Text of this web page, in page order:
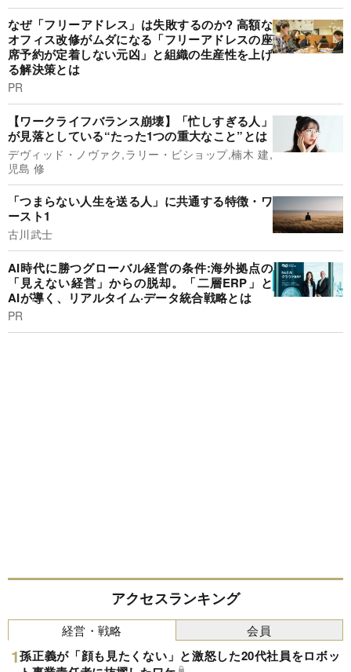
なぜ「フリーアドレス」は失敗するのか? 高額な
オフィス改修がムダになる「フリーアドレスの座
席予約が定着しない元凶」と組織の生産性を上げ
る解決策とは
PR
【ワークライフバランス崩壊】「忙しすぎる人」
が見落としている“たった1つの重大なこと”とは
デヴィッド・ノヴァク,ラリー・ビショップ,楠木 建,
児島 修
「つまらない人生を送る人」に共通する特徴・ワ
ースト1
古川武士
AI時代に勝つグローバル経営の条件:海外拠点の
「見えない経営」からの脱却。「二層ERP」と
AIが導く、リアルタイム·データ統合戦略とは
PR
アクセスランキング
経営・戦略
孫正義が「顔も見たくない」と激怒した20代社員をロボッ
会員